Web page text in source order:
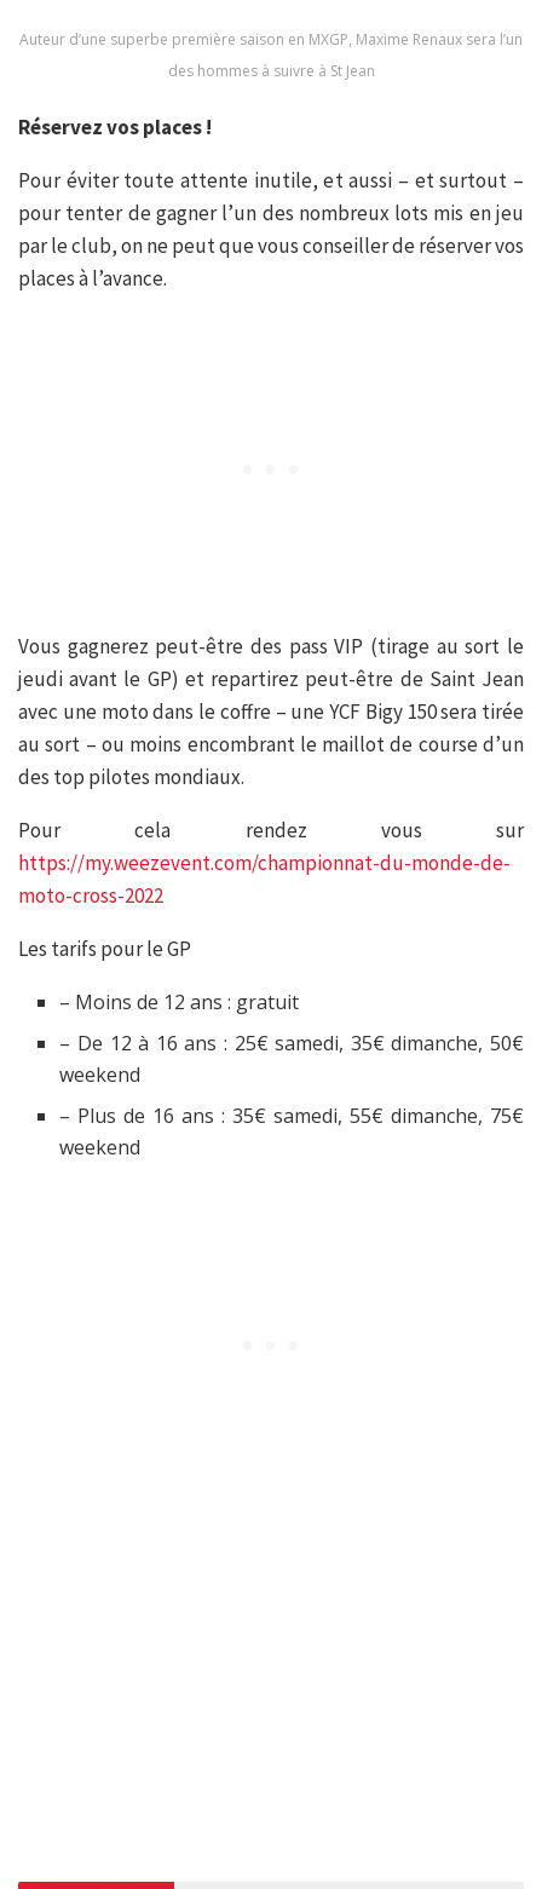
Auteur d’une superbe première saison en MXGP, Maxime Renaux sera l’un
des hommes à suivre à St Jean
Réservez vos places !
Pour éviter toute attente inutile, et aussi – et surtout –
pour tenter de gagner l’un des nombreux lots mis en jeu
par le club, on ne peut que vous conseiller de réserver vos
places à l’avance.
Vous gagnerez peut-être des pass VIP (tirage au sort le
jeudi avant le GP) et repartirez peut-être de Saint Jean
avec une moto dans le coffre – une YCF Bigy 150 sera tirée
au sort – ou moins encombrant le maillot de course d’un
des top pilotes mondiaux.
Pour cela rendez vous sur
https://my.weezevent.com/championnat-du-monde-de-
moto-cross-2022
Les tarifs pour le GP
– Moins de 12 ans : gratuit
– De 12 à 16 ans : 25€ samedi, 35€ dimanche, 50€
weekend
– Plus de 16 ans : 35€ samedi, 55€ dimanche, 75€
weekend